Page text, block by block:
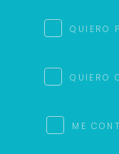
QUIERO
QUIERO
ME